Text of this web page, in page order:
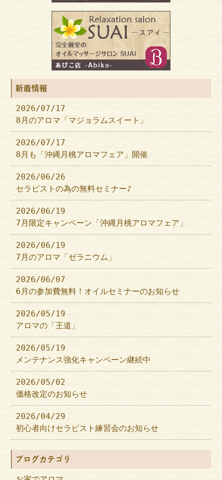
新着情報
2026/07/17
8月のアロマ「マジョラムスイート」
2026/07/17
8月も「沖縄月桃アロマフェア」開催
2026/06/26
セラピストの為の無料セミナー♪
2026/06/19
7月限定キャンペーン「沖縄月桃アロマフェア」
2026/06/19
7月のアロマ「ゼラニウム」
2026/06/07
6月の参加費無料！オイルセミナーのお知らせ
2026/05/19
アロマの「王道」
2026/05/19
メンテナンス強化キャンペーン継続中
2026/05/02
価格改定のお知らせ
2026/04/29
初心者向けセラピスト練習会のお知らせ
ブログカテゴリ